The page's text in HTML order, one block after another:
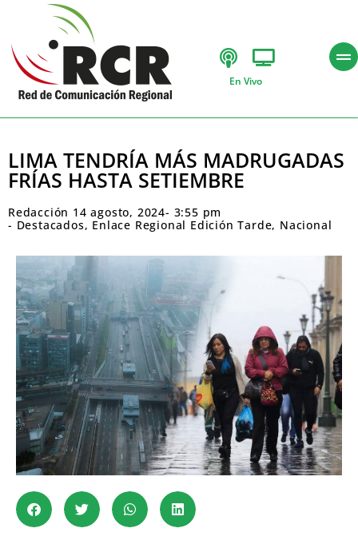
En Vivo
LIMA TENDRÍA MÁS MADRUGADAS
FRÍAS HASTA SETIEMBRE
Redacción 14 agosto, 2024- 3:55 pm
- Destacados, Enlace Regional Edición Tarde, Nacional